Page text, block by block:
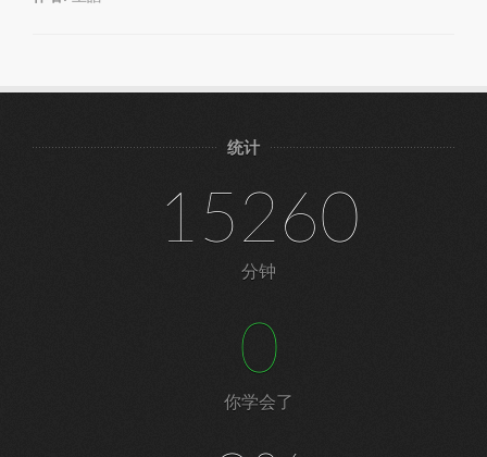
统计
15260
分钟
0
你学会了